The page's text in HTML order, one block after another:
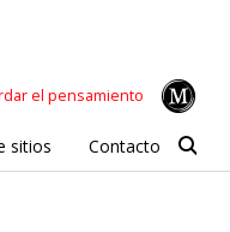
el pensamiento
sitios Contacto